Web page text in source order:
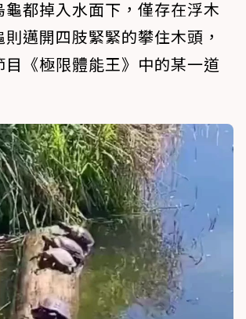
龜都掉入水面下，僅存在浮木
邁開四肢緊緊的攀住木頭，
《極限體能王》中的某一道